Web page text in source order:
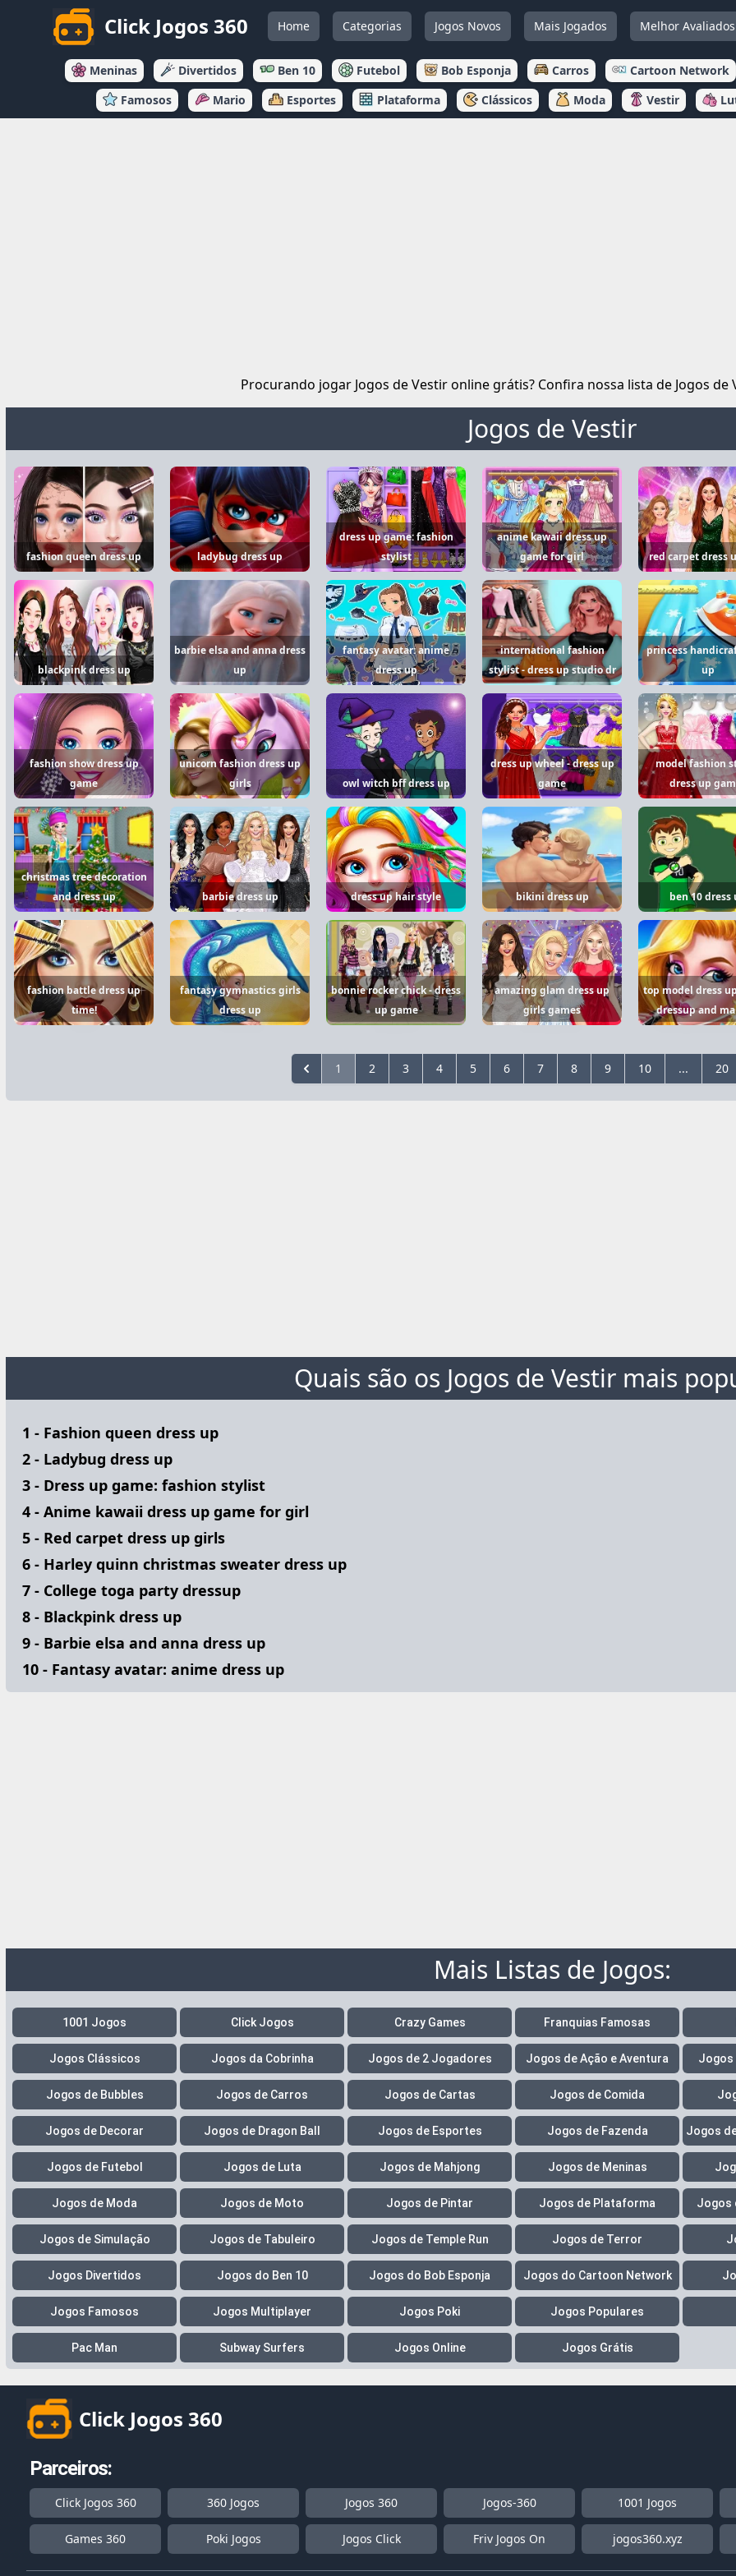
Click Jogos 360 Home Categorias Jogos Novos Mais Jogados Melhor Avaliados
Meninas Divertidos Ben 10 Futebol Bob Esponja Carros Cartoon Network
Famosos
Mario Esportes Plataforma Clássicos Moda Vestir
Procurando jogar Jogos de Vestir online grátis? Confira nossa lista de Jogos de
Jogos de Vestir
fashion queen dress up ladybug dress up
dress up game: fashion
stylist
anime kawaii dress up
game for girl
red carpet dress
blackpink dress up
barbie elsa and anna dress
up
fantasy avatar: anime
dress up
international fashion
stylist - dress up studio dr
princess
up
fashion show dress up
game
unicorn fashion dress up
girls
owl witch bff dress up
dress up wheel - dress up
game
model fashion
dress up
christmas tree decoration
and dress up
barbie dress up dress up hair style bikini dress up ben 10 dress
fashion battle dress up
time!
fantasy gymnastics girls
dress up
bonnie rocker chick - dress
up game
amazing glam dress up
girls games
top model dress
dressup and
1 2 3 4 5 6 7 8 9 10 ... 20
Quais são os Jogos de Vestir mais
1 - Fashion queen dress up
2 - Ladybug dress up
3 - Dress up game: fashion stylist
4 - Anime kawaii dress up game for girl
5 - Red carpet dress up girls
6 - Harley quinn christmas sweater dress up
7 - College toga party dressup
8 - Blackpink dress up
9 - Barbie elsa and anna dress up
10 - Fantasy avatar: anime dress up
Mais Listas de Jogos:
1001 Jogos Click Jogos Crazy Games Franquias Famosas
Jogos Clássicos Jogos da Cobrinha Jogos de 2 Jogadores Jogos de Ação e Aventura Jogos
Jogos de Bubbles Jogos de Carros Jogos de Cartas Jogos de Comida
Jogos de Decorar Jogos de Dragon Ball Jogos de Esportes Jogos de Fazenda Jogos
Jogos de Futebol Jogos de Luta Jogos de Mahjong Jogos de Meninas
Jogos de Moda Jogos de Moto Jogos de Pintar Jogos de Plataforma Jogos
Jogos de Simulação Jogos de Tabuleiro Jogos de Temple Run Jogos de Terror
Jogos Divertidos Jogos do Ben 10 Jogos do Bob Esponja Jogos do Cartoon Network
Jogos Famosos Jogos Multiplayer Jogos Poki Jogos Populares
Pac Man Subway Surfers Jogos Online Jogos Grátis
Click Jogos 360
Parceiros:
Click Jogos 360 360 Jogos Jogos 360 Jogos-360 1001 Jogos
Games 360 Poki Jogos Jogos Click Friv Jogos On jogos360.xyz